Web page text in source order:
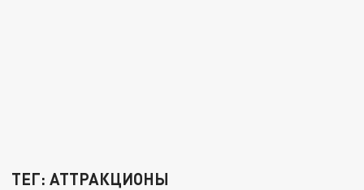
ТЕГ: АТТРАКЦИОНЫ